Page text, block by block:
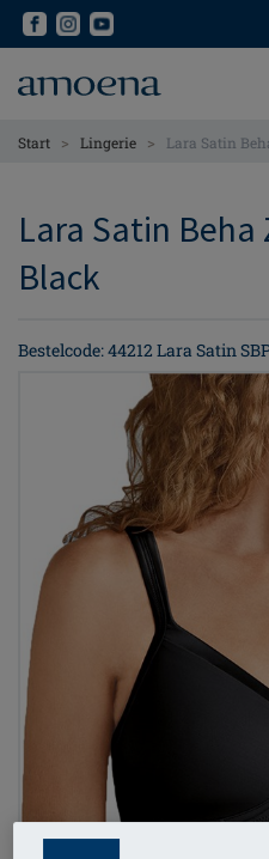
Skip
content
Skip
content
Start > Lingerie > Lara Satin
Lara Satin Beha
Black
Bestelcode: 44212 Lara Satin